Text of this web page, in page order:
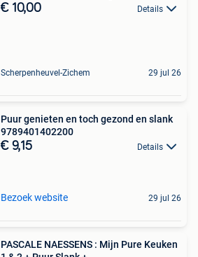
€ 10,00 Details
Scherpenheuvel-Zichem 29 jul 26
Puur genieten en toch gezond en slank
9789401402200
€ 9,15 Details
Bezoek website 29 jul 26
PASCALE NAESSENS : Mijn Pure Keuken